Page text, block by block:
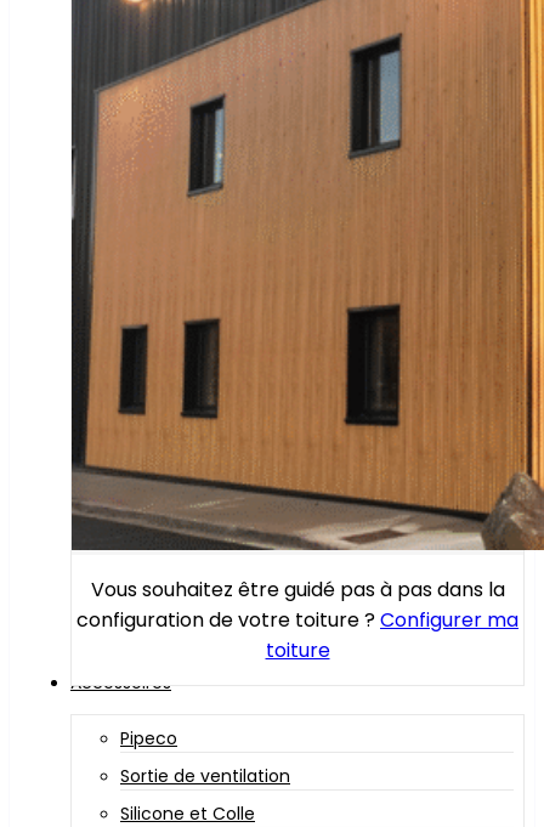
Vous souhaitez être guidé pas à pas dans la
configuration de votre toiture ?Configurer ma
toiture
Accessoires
Pipeco
Sortie de ventilation
Silicone et Colle